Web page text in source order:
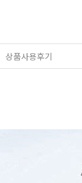
상품사용후기